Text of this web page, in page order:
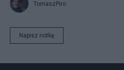
TomaszPiro
Napisz notkę